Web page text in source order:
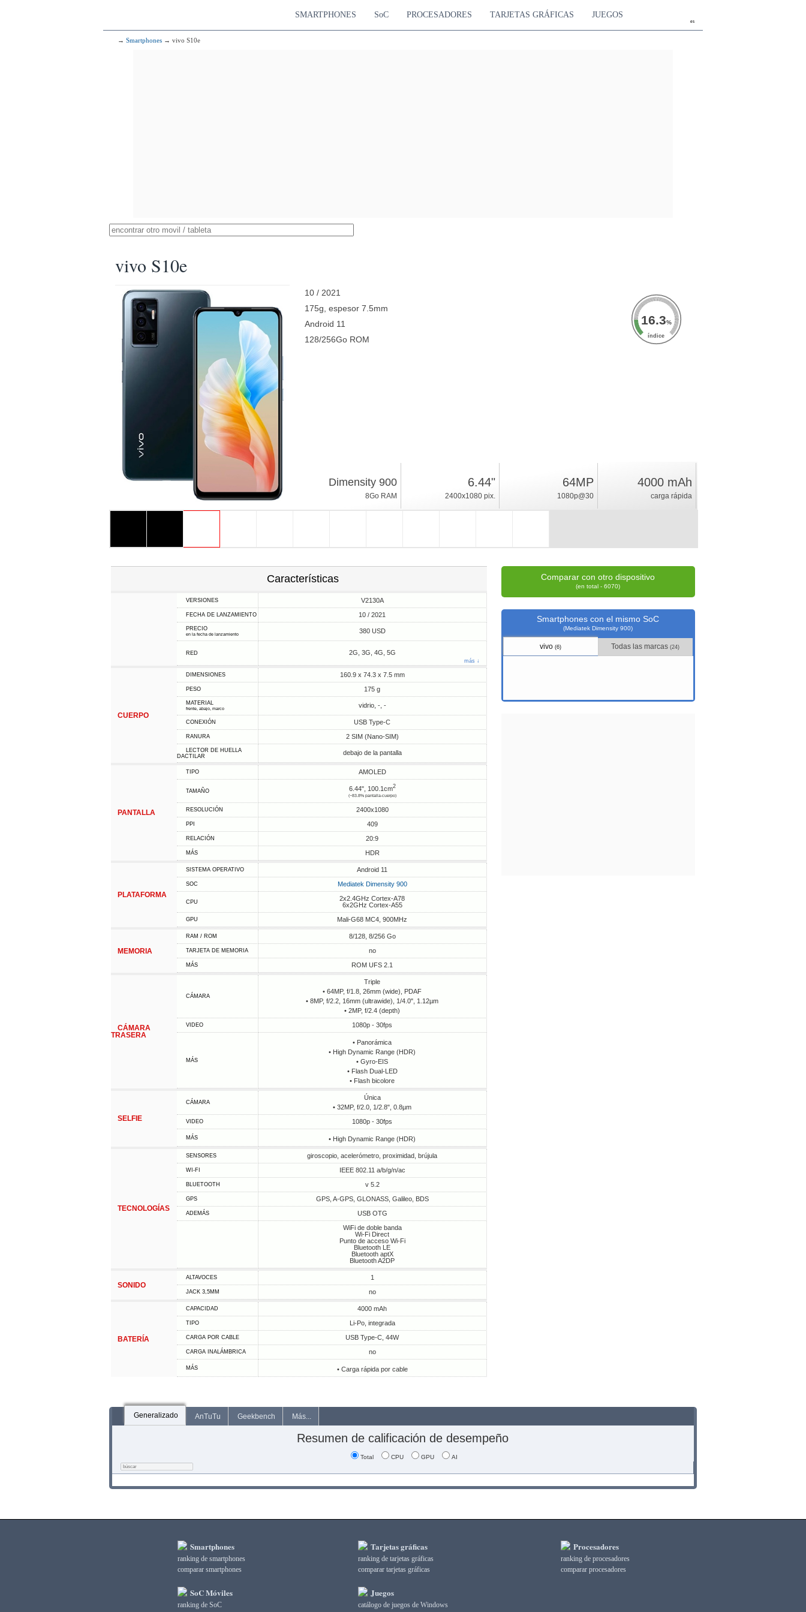
es
SMARTPHONES SoC PROCESADORES TARJETAS GRÁFICAS JUEGOS
→ Smartphones → vivo S10e
vivo S10e
10 / 2021
175g, espesor 7.5mm
Android 11
128/256Go ROM
16.3%
índice
Dimensity 900
8Go RAM
6.44"
2400x1080 pix.
64MP
1080p@30
4000 mAh
carga rápida
Características
VERSIONES V2130A
FECHA DE LANZAMIENTO 10 / 2021
PRECIO
en la fecha de lanzamiento 380 USD
RED 2G, 3G, 4G, 5G
más ↓
CUERPO
DIMENSIONES 160.9 x 74.3 x 7.5 mm
PESO 175 g
MATERIAL
frente, abajo, marco vidrio, -, -
CONEXIÓN USB Type-C
RANURA 2 SIM (Nano-SIM)
LECTOR DE HUELLA
DACTILAR
debajo de la pantalla
PANTALLA
TIPO AMOLED
TAMAÑO 6.44", 100.1cm2
(~83.8% pantalla-cuerpo)
RESOLUCIÓN 2400x1080
PPI 409
RELACIÓN 20:9
MÁS HDR
PLATAFORMA
SISTEMA OPERATIVO Android 11
SOC Mediatek Dimensity 900
CPU
2x2.4GHz Cortex-A78
6x2GHz Cortex-A55
GPU Mali-G68 MC4, 900MHz
MEMORIA
RAM / ROM 8/128, 8/256 Go
TARJETA DE MEMORIA no
MÁS ROM UFS 2.1
CÁMARA
TRASERA
CÁMARA
Triple
• 64MP, f/1.8, 26mm (wide), PDAF
• 8MP, f/2.2, 16mm (ultrawide), 1/4.0", 1.12µm
• 2MP, f/2.4 (depth)
VIDEO 1080p - 30fps
MÁS
• Panorámica
• High Dynamic Range (HDR)
• Gyro-EIS
• Flash Dual-LED
• Flash bicolore
SELFIE
CÁMARA
Única
• 32MP, f/2.0, 1/2.8", 0.8µm
VIDEO 1080p - 30fps
MÁS • High Dynamic Range (HDR)
TECNOLOGÍAS
SENSORES giroscopio, acelerómetro, proximidad, brújula
WI-FI IEEE 802.11 a/b/g/n/ac
BLUETOOTH v 5.2
GPS GPS, A-GPS, GLONASS, Galileo, BDS
ADEMÁS
USB OTG
WiFi de doble banda
Wi-Fi Direct
Punto de acceso Wi-Fi
Bluetooth LE
Bluetooth aptX
Bluetooth A2DP
SONIDO
ALTAVOCES 1
JACK 3,5MM no
BATERÍA
CAPACIDAD 4000 mAh
TIPO Li-Po, integrada
CARGA POR CABLE USB Type-C, 44W
CARGA INALÁMBRICA no
MÁS • Carga rápida por cable
Comparar con otro dispositivo
(en total - 6070)
Smartphones con el mismo SoC
(Mediatek Dimensity 900)
vivo(6) Todas las marcas(24)
Generalizado AnTuTu Geekbench Más...
Resumen de calificación de desempeño
Total CPU GPU AI
Smartphones
ranking de smartphones
comparar smartphones
SoC Móviles
ranking de SoC
Tarjetas gráficas
ranking de tarjetas gráficas
comparar tarjetas gráficas
Juegos
catálogo de juegos de Windows
Procesadores
ranking de procesadores
comparar procesadores